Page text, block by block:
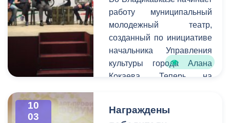
состоит в том, чтобы АМС
г. Владикавказ имела
возможность
предупредить остальных
граждан города о
временных неудобствах
работу муниципальный
молодежный театр,
созданный по инициативе
начальника Управления
культуры города Алана
Кокаева. Теперь на
Павленко молодые
10
03
Награждены